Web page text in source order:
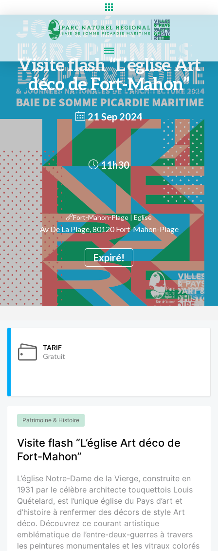
Visite flash “L’église Art
déco de Fort-Mahon”
21 Sep 2024
Expiré!
11h30
Fort-Mahon-Plage | Eglise
Av De La Plage, 80120 Fort-Mahon-Plage
TARIF
Gratuit
Patrimoine & Histoire
Visite flash “L’église Art déco de
Fort-Mahon”
L’église Notre-Dame de la Vierge, construite en
1931 par le célèbre architecte touquettois Louis
Quételard, est l’unique église du Pays d’art et
d’histoire à renfermer des décors de style Art
déco. Découvrez ce courant artistique
emblématique de l’entre-deux-guerres à travers
les peintures monumentales et les vitraux colorés